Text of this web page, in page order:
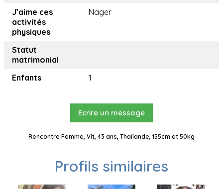
J’aime ces
activités
physiques
Nager
Statut
matrimonial
Enfants
1
Ecrire un message
Rencontre Femme, Vit, 43 ans, Thaïlande, 155cm et 50kg
Profils similaires